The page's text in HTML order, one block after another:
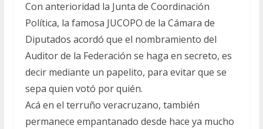
Con anterioridad la Junta de Coordinación
Política, la famosa JUCOPO de la Cámara de
Diputados acordó que el nombramiento del
Auditor de la Federación se haga en secreto, es
decir mediante un papelito, para evitar que se
sepa quien votó por quién.
Acá en el terruño veracruzano, también
permanece empantanado desde hace ya mucho